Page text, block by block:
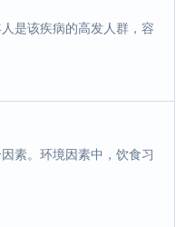
是该疾病的高发人群，容
素。环境因素中，饮食习